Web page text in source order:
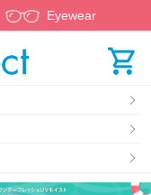
Eyewear